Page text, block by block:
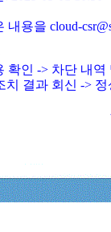
내용을 cloud-
확인 -> 차단 내
치 결과 회신 ->